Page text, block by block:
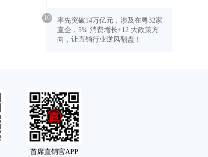
10
率先突破14万亿元，涉及在粤32家
直企，5% 消费增长+12 大政策方
向，让直销行业逆风翻盘！
首席直销官APP